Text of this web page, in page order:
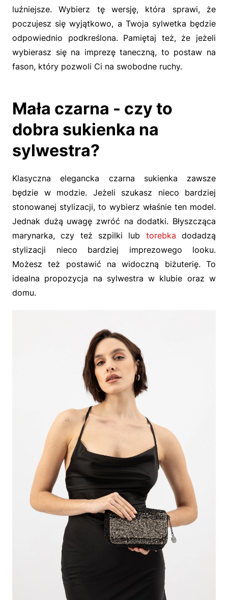
luźniejsze. Wybierz tę wersję, która sprawi, że
poczujesz się wyjątkowo, a Twoja sylwetka będzie
odpowiednio podkreślona. Pamiętaj też, że jeżeli
wybierasz się na imprezę taneczną, to postaw na
fason, który pozwoli Ci na swobodne ruchy.
Mała czarna - czy to
dobra sukienka na
sylwestra?
Klasyczna elegancka czarna sukienka zawsze
będzie w modzie. Jeżeli szukasz nieco bardziej
stonowanej stylizacji, to wybierz właśnie ten model.
Jednak dużą uwagę zwróć na dodatki. Błyszcząca
marynarka, czy też szpilki lub torebka dodadzą
stylizacji nieco bardziej imprezowego looku.
Możesz też postawić na widoczną biżuterię. To
idealna propozycja na sylwestra w klubie oraz w
domu.